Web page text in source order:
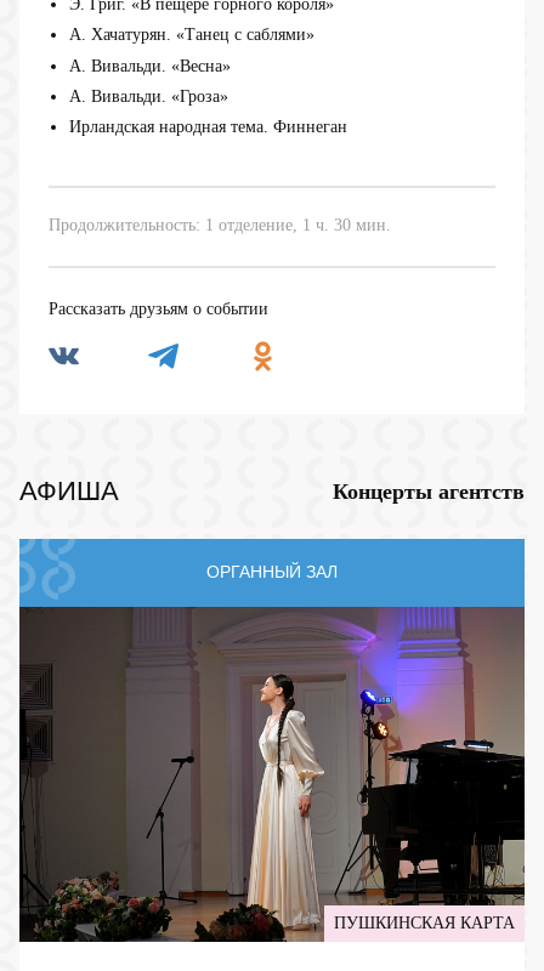
Э. Григ. «В пещере горного короля»
А. Хачатурян. «Танец с саблями»
А. Вивальди. «Весна»
А. Вивальди. «Гроза»
Ирландская народная тема. Финнеган
Продолжительность: 1 отделение, 1 ч. 30 мин.
Рассказать друзьям о событии
АФИША Концерты агентств
ОРГАННЫЙ ЗАЛ
ПУШКИНСКАЯ КАРТА